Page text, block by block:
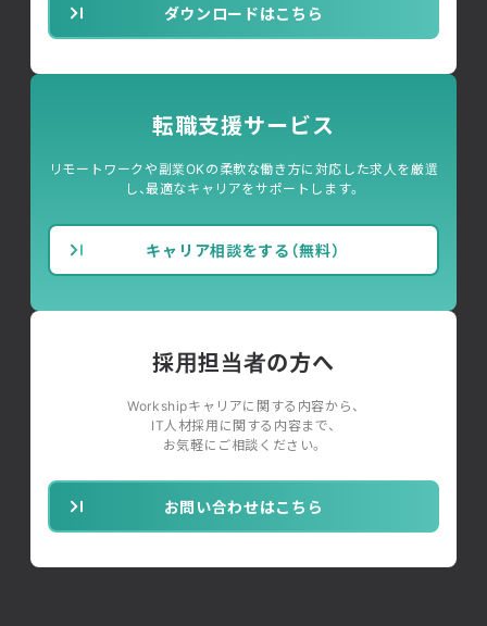
ダウンロードはこちら
転職支援サービス
リモートワークや副業OKの柔軟な働き方に対応した求人を厳選
し、最適なキャリアをサポートします。
キャリア相談をする（無料）
採用担当者の方へ
Workshipキャリアに関する内容から、
IT人材採用に関する内容まで、
お気軽にご相談ください。
お問い合わせはこちら